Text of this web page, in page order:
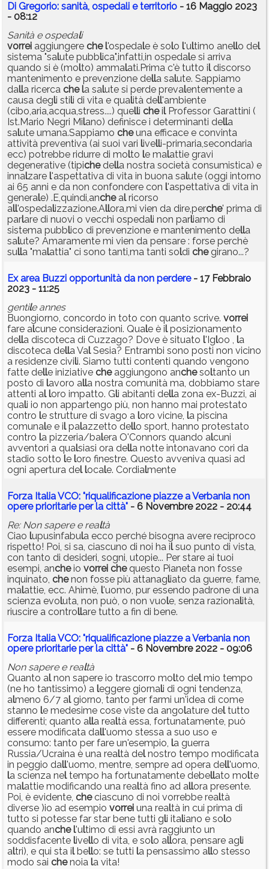
Di Gregorio: sanità, ospedali e territorio - 16 Maggio 2023
- 08:12
Sanità e ospedali
vorrei aggiungere che l'ospedale è solo l'ultimo anello del
sistema "salute pubblica",infatti,in ospedale si arriva
quando si è (molto) ammalati.Prima c'è tutto ildiscorso
mantenimento e prevenzione della salute. Sappiamo
dalla ricerca che la salute si perde prevalentemente a
causa degli stili di vita e qualità dell'ambiente
(cibo,aria,acqua,stress....) quelli cheilProfessor Garattini (
Ist.Mario Negri Milano) definisce i determinanti della
salute umana.Sappiamo cheuna efficace e convinta
attività preventiva (ai suoi vari livelli-primaria,secondaria
ecc) potrebbe ridurre di molto le malattie gravi
degenerative (tipichedella nostra società consumistica) e
innalzare l'aspettativa di vita in buona salute (oggi intorno
ai 65 anni e da non confondere con l'aspettativa di vita in
generale) .E,quindi,anchealricorso
all'ospedalizzazione.Allora,mi vien da dire,perche' prima di
parlare di nuovi o vecchi ospedali non parliamo di
sistema pubblico di prevenzione e mantenimento della
salute? Amaramente mi vien da pensare : forse perchè
sulla "malattia" ci sono tanti,ma tanti soldi chegirano...?
Ex area Buzzi opportunità da non perdere- 17 Febbraio
2023 - 11:25
gentile annes
Buongiorno, concordo in toto con quanto scrive. vorrei
fare alcune considerazioni. Quale è ilposizionamento
della discoteca di Cuzzago? Dove è situato l'Igloo , la
discoteca della ValSesia? Entrambi sono posti non vicino
a residenze civili. Siamo tutti contenti quando vengono
fatte delle iniziative cheaggiungono anchesoltanto un
posto di lavoro alla nostra comunità ma, dobbiamo stare
attenti al loro impatto. Gli abitanti della zona ex-Buzzi, ai
quali io non appartengo più, non hanno mai protestato
contro le strutture di svago a loro vicine, la piscina
comunale e ilpalazzetto dello sport, hanno protestato
contro la pizzeria/balera O'Connors quando alcuni
avventori a qualsiasi ora della notte intonavano cori da
stadio sotto le loro finestre. Questo avveniva quasi ad
ogni apertura del locale. Cordialmente
Forza Italia VCO: "riqualificazione piazze a Verbania non
opere prioritarie per la città" - 6 Novembre 2022 - 20:44
Re: Non sapere e realtà
Ciao lupusinfabula ecco perché bisogna avere reciproco
rispetto! Poi, si sa, ciascuno di noi ha ilsuo punto di vista,
con tanto di desideri, sogni, utopie... Per stare ai tuoi
esempi, ancheio vorrei chequesto Pianeta non fosse
inquinato, chenon fosse più attanagliato da guerre, fame,
malattie, ecc. Ahimè, l'uomo, pur essendo padrone di una
scienza evoluta, non può, o non vuole, senza razionalità,
riuscire a controllare tutto a fin di bene.
Forza Italia VCO: "riqualificazione piazze a Verbania non
opere prioritarie per la città" - 6 Novembre 2022 - 09:06
Non sapere e realtà
Quanto alnon sapere io trascorro molto delmio tempo
(ne ho tantissimo) a leggere giornali di ogni tendenza,
almeno 6/7 algiorno, tanto per farmi un'idea di come
stanno le medesime cose viste da angolature deltutto
differenti; quanto alla realtà essa, fortunatamente, può
essere modificata dall'uomo stessa a suo uso e
consumo: tanto per fare un'esempio, la guerra
Russia/Ucraina è una realtà delnostro tempo modificata
in peggio dall'uomo, mentre, sempre ad opera dell'uomo,
la scienza neltempo ha fortunatamente debellato molte
malattie modificando una realtà fino ad allora presente.
Poi, è evidente, checiascuno di noi vorrebbe realtà
diverse )io ad esempio vorrei una realtà in cui prima di
tutto si potesse far star bene tutti gli italiano e solo
quando anche l'ultimo di essi avrà raggiunto un
soddisfacente livello di vita, e solo allora, pensare agli
altri), e qui sta ilbello: se tutti la pensassimo allo stesso
modo sai chenoia la vita!